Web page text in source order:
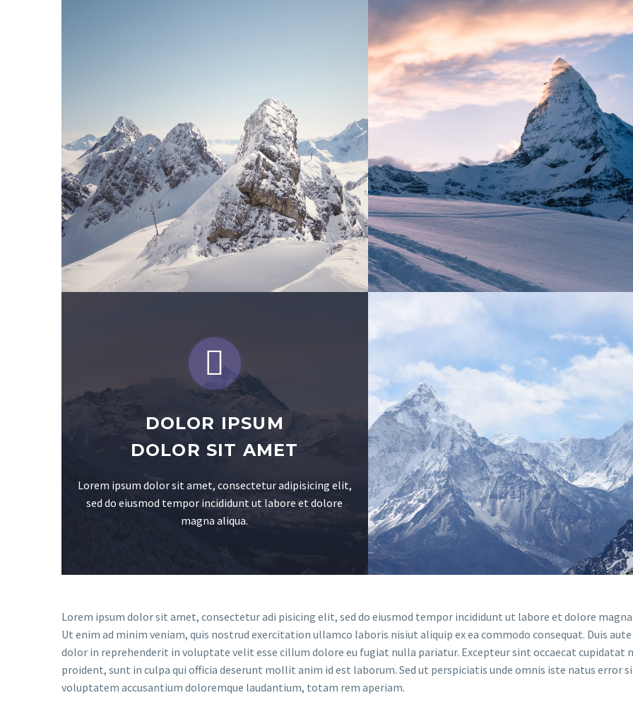


DOLOR IPSUM
DOLOR SIT AMET
Lorem ipsum dolor sit amet, consectetur adipisicing elit,
sed do eiusmod tempor incididunt ut labore et dolore
magna aliqua.
Lorem ipsum dolor sit amet, consectetur adi pisicing elit, sed do eiusmod tempor incididunt ut labore et dolore
Ut enim ad minim veniam, quis nostrud exercitation ullamco laboris nisiut aliquip ex ea commodo consequat. Duis
dolor in reprehenderit in voluptate velit esse cillum dolore eu fugiat nulla pariatur. Excepteur sint occaecat cupidatat
proident, sunt in culpa qui officia deserunt mollit anim id est laborum. Sed ut perspiciatis unde omnis iste natus error
voluptatem accusantium doloremque laudantium, totam rem aperiam.